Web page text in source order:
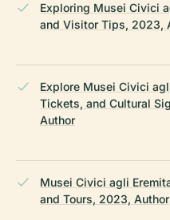
Exploring Musei Civici
and Visitor Tips, 2023,
Explore Musei Civici
Tickets, and Cultural
Author
Musei Civici agli
and Tours, 2023, Author